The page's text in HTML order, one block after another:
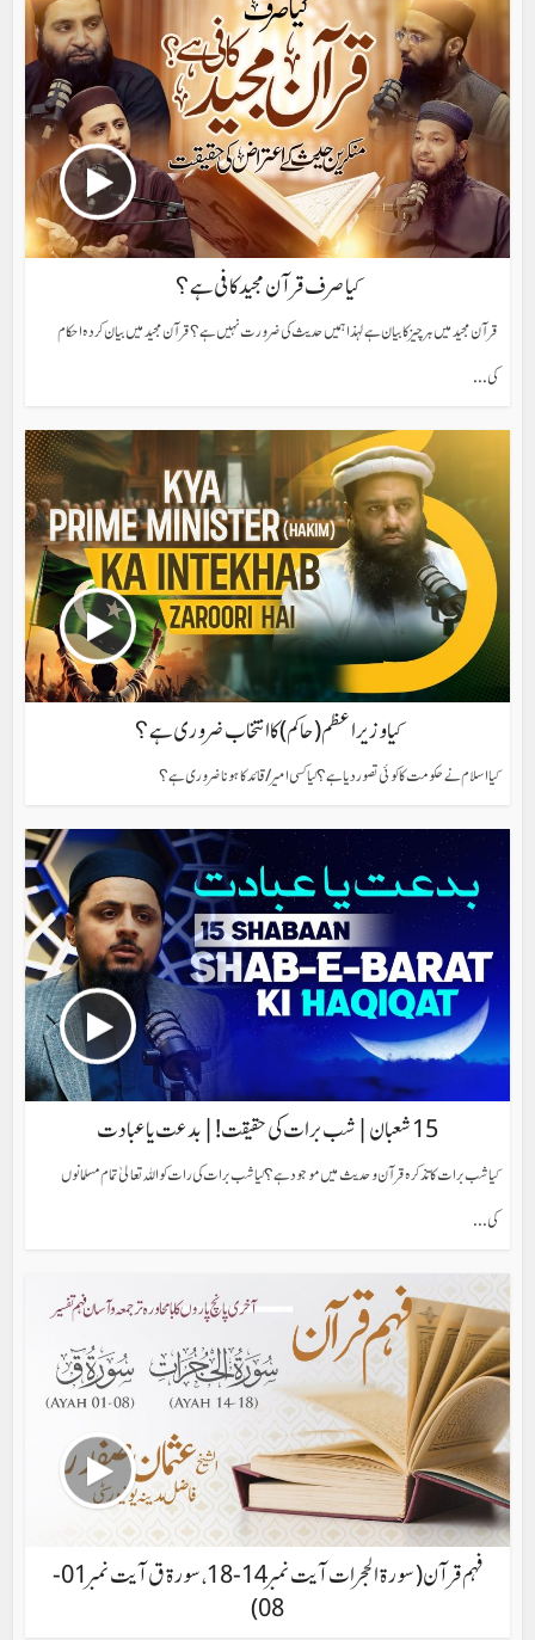
کیا صرف قرآن مجید کافی ہے؟
قرآن مجید میں ہر چیز کا بیان ہے لہذا ہمیں حدیث کی ضرورت نہیں ہے؟ قرآن مجید میں بیان کردہ احکام
کی...
کیا وزیراعظم (حاکم ) کا انتخاب ضروری ہے؟
کیا اسلام نے حکومت کا کوئی تصور دیا ہے؟ کیا کسی امیر/ قائد کا ہونا ضروری ہے؟
15 شعبان | شب برات کی حقیقت!| بدعت یا عبادت
کیا شب برات کا تذکرہ قرآن و حدیث میں موجود ہے؟ کیا شب برات کی رات کو اللہ تعالیٰ تمام مسلمانوں
کی...
فہم قرآن (سورۃالحجرات آیت نمبر 14-18، سورۃ ق آیت نمبر 01-
08)